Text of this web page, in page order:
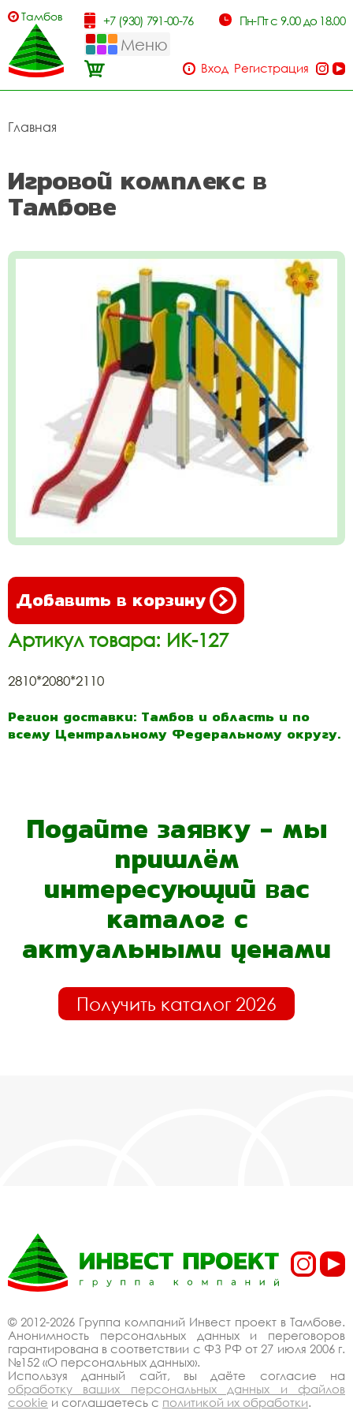
Тамбов +7 (930) 791-00-76 Пн-Пт с 9.00 до 18.00
Меню
Вход Регистрация
Главная
Игровой комплекс в
Тамбове
Добавить в корзину
Артикул товара: ИК-127
2810*2080*2110
Регион доставки: Тамбов и область и по
всему Центральному Федеральному округу.
Подайте заявку - мы
пришлём
интересующий вас
каталог с
актуальными ценами
Получить каталог 2026
© 2012-2026 Группа компаний Инвест проект в Тамбове.
Анонимность персональных данных и переговоров
гарантирована в соответствии с ФЗ РФ от 27 июля 2006 г.
№152 «О персональных данных».
Используя данный сайт, вы даёте согласие на
обработку ваших персональных данных и файлов
cookie и соглашаетесь с политикой их обработки.